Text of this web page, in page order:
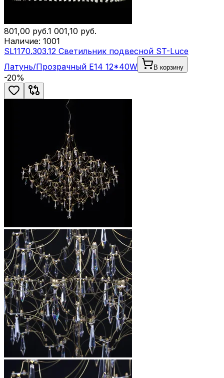
801,00 руб.1 001,10 руб.
Наличие: 1001
SL1170.303.12 Светильник подвесной ST-Luce
Латунь/Прозрачный E14 12*40W
В корзину
-20%